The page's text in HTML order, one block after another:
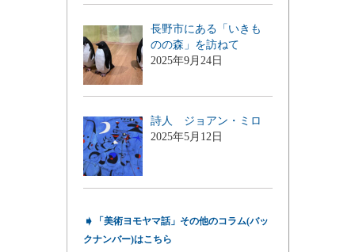
長野市にある「いきも
のの森」を訪ねて
2025年9月24日
詩人 ジョアン・ミロ
2025年5月12日
➧
「美術ヨモヤマ話」その他のコラム(バッ
クナンバー)はこちら